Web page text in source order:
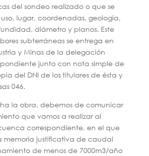
del sondeo realizado o que se
lugar, coordenadas, geología,
diámetro y planos. Este
subterráneas se entrega en
y Minas de la delegación
junto con nota simple de
del DNI de los titulares de ésta y
046.
la obra, debemos de comunicar
que vamos a realizar al
correspondiente, en el que
memoria justificativa de caudal
de menos de 7000m3/año